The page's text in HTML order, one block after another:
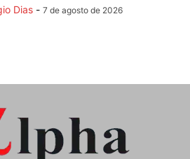
Dias - 7 de agosto de 2026